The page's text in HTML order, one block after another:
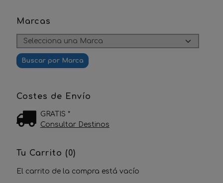
Marcas
Costes de Envío
GRATIS *
Consultar Destinos
Tu Carrito (0)
El carrito de la compra está vacío